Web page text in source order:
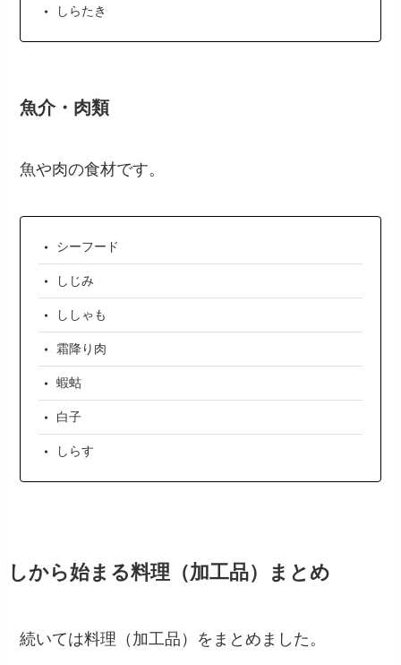
しらたき
魚介・肉類
魚や肉の食材です。
シーフード
しじみ
ししゃも
霜降り肉
蝦蛄
白子
しらす
しから始まる料理（加工品）まとめ
続いては料理（加工品）をまとめました。